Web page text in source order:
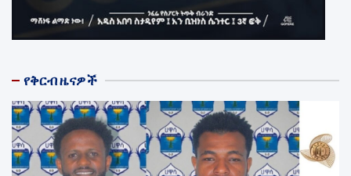
የቅርብ ዜናዎች